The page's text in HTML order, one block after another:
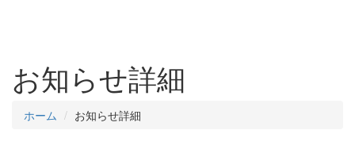
お知らせ詳細
ホーム お知らせ詳細